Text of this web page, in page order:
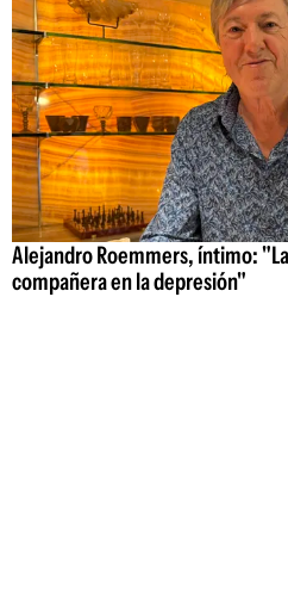
Alejandro Roemmers, íntimo:
compañera en la depresión"